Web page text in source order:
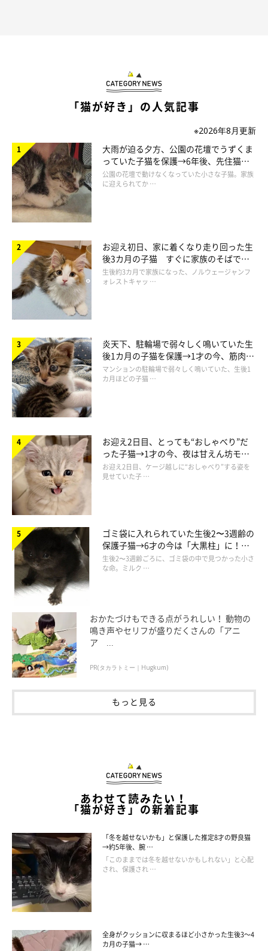
楽しそうに邪魔しちゃう♪
@DAYS31612434
えいえい！
土とスコップが気になって仕方ないのかな？ 手が汚れてもなん
のその。楽しそうに飼い主さんのお仕事の邪魔をするコタローく
んでした。
こちらの動画には、Twitterユーザーさんから
すよね」「可愛すぎて仕事になりませんね（笑）」 といったコメ
ントが寄せられています。
作業の邪魔する「現場監督」の姿は、ぜひ動画をチェックしてみ
てくださいね！
土入れ作業になると毎回邪魔をするコタロー😑
作業が進まない😓
— キジトラ・コタローのウキウキDAYS!!
(@DAYS31612434)May 19, 2020
@DAYS31612434 ）
文／二宮ねこむ
「猫が好き」の人気記事
※2026年8月更新
大雨が迫る夕方、公園の花壇でうずくま
っていた子猫を保護→6年後、先住猫
と“姉妹”のような関係に
公園の花壇で動けなくなっていた小さな子猫。家族
に迎えられてか …
お迎え初日、家に着くなり走り回った生
後3カ月の子猫 すぐに家族のそばで落
ち着く姿に「迎えてよかった」
生後約3カ月で家族になった、ノルウェージャンフ
ォレストキャッ …
炎天下、駐輪場で弱々しく鳴いていた生
後1カ月の子猫を保護→1才の今、筋肉質
でツンデレなコに成長
マンションの駐輪場で弱々しく鳴いていた、生後1
カ月ほどの子猫 …
お迎え2日目、とっても“おしゃべり”だ
った子猫→1才の今、夜は甘えん坊モー
ドになるコに成長！
お迎え2日目、ケージ越しに“おしゃべり”する姿を
見せていた子 …
ゴミ袋に入れられていた生後2〜3週齢の
保護子猫→6才の今は「大黒柱」に！
美しい黒猫に成長した姿にグッとくる
生後2〜3週齢ごろに、ゴミ袋の中で見つかった小さ
な命。ミルク …
おかたづけもできる点がうれしい！ 動物の
鳴き声やセリフが盛りだくさんの「アニ
ア ...
PR(タカラトミー｜Hugkum)
もっと見る
あわせて読みたい！
「猫が好き」の新着記事
「冬を越せないかも」と保護した推定8才の野良猫
→約5年後、腕 …
「このままでは冬を越せないかもしれない」と心配
され、保護され …
全身がクッションに収まるほど小さかった生後3～4
カ月の子猫→ …